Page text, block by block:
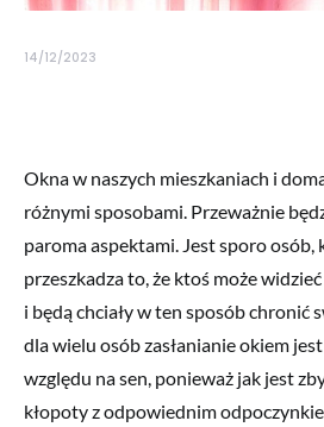
14/12/2023
Okna w naszych mieszkaniach i
różnymi sposobami. Przeważnie
paroma aspektami. Jest sporo
przeszkadza to, że ktoś może
i będą chciały w ten sposób chronić
dla wielu osób zasłanianie okiem
względu na sen, ponieważ jak jest
kłopoty z odpowiednim